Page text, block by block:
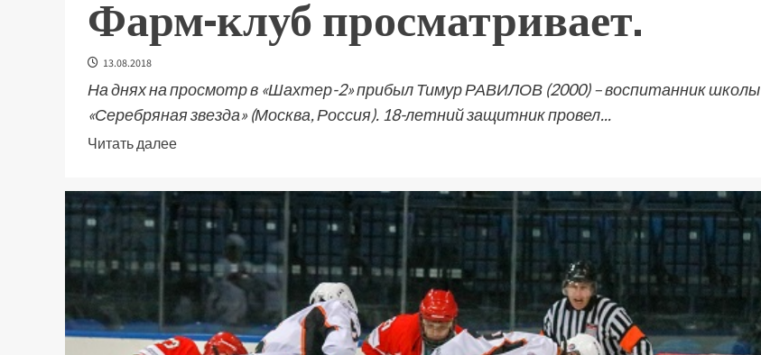
Фарм-клуб просматривает.
13.08.2018
На днях на просмотр в «Шахтер-2» прибыл Тимур РАВИЛОВ (2000) – воспитанник школы
«Серебряная звезда» (Москва, Россия). 18-летний защитник провел...
Читать далее